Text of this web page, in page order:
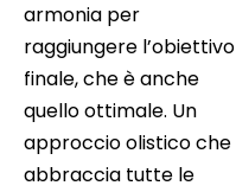
armonia per
raggiungere l’obiettivo
finale, che è anche
quello ottimale. Un
approccio olistico che
abbraccia tutte le